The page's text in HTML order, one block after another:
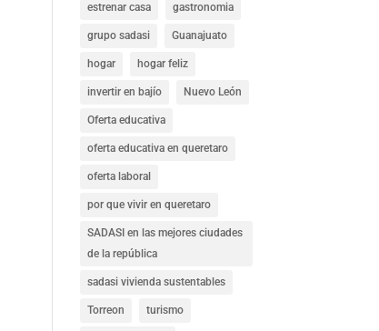
estrenar casa gastronomia
grupo sadasi Guanajuato
hogar hogar feliz
invertir en bajío Nuevo León
Oferta educativa
oferta educativa en queretaro
oferta laboral
por que vivir en queretaro
SADASI en las mejores ciudades
de la república
sadasi vivienda sustentables
Torreon turismo